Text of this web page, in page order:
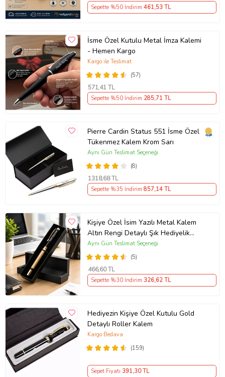
Sepette %50 İndirim 461,53 TL
İsme Özel Kutulu Metal İmza Kalemi
- Hemen Kargo
(57)
Kargo ile Teslimat
571,41 TL
Sepette %50 İndirim 285,71 TL
Pierre Cardin Status 551 İsme Özel
Tükenmez Kalem Krom Sarı
(8)
Aynı Gün Teslimat Seçeneği
1318,68 TL
Sepette %35 İndirim 857,14 TL
Kişiye Özel İsim Yazılı Metal Kalem
Altın Rengi Detaylı Şık Hediyelik
Roller Kalem Özel Kutusunda İmza
Kalemi
(5)
Aynı Gün Teslimat Seçeneği
466,60 TL
Sepette %30 İndirim 326,62 TL
Hediyezin Kişiye Özel Kutulu Gold
Detaylı Roller Kalem
(159)
Kargo Bedava
Sepet Fiyatı 391,30 TL